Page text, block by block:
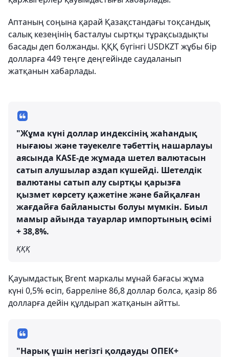
Аптаның соңына қарай Қазақстандағы тоқсандық
салық кезеңінің басталуы сыртқы тұрақсыздықты
басады деп болжанды. ҚҚҚ бүгінгі USDKZT жұбы бір
долларға 449 теңге деңгейінде саудаланып
жатқанын хабарлады.
"Жұма күні доллар индексінің жаһандық
нығаюы және тәуекелге тәбеттің нашарлауы
аясында KASE-де жұмада шетел валютасын
сатып алушылар аздап күшейді. Шетелдік
валютаны сатып алу сыртқы қарызға
қызмет көрсету қажетіне және байқалған
жағдайға байланысты болуы мүмкін. Биыл
мамыр айында тауарлар импортының өсімі
+ 38,8%.
ҚҚҚ
Қауымдастық Brent маркалы мұнай бағасы жұма
күні 0,5% өсіп, барреліне 86,8 доллар болса, қазір 86
долларға дейін құлдырап жатқанын айтты.
"Нарық үшін негізгі қолдауды ОПЕК+